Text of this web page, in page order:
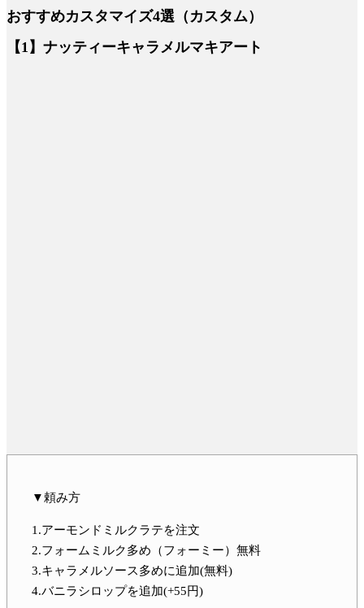
おすすめカスタマイズ4選（カスタム）
【1】ナッティーキャラメルマキアート
▼頼み方
1.アーモンドミルクラテを注文
2.フォームミルク多め（フォーミー）無料
3.キャラメルソース多めに追加(無料)
4.バニラシロップを追加(+55円)